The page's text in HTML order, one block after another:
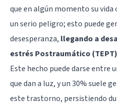
que en algún momento su vida
un serio peligro; esto puede
desesperanza, llegando a
estrés Postraumático (TEPT)
Este hecho puede darse entre
que dan a luz, y un 30% suele
este trastorno, persistiendo